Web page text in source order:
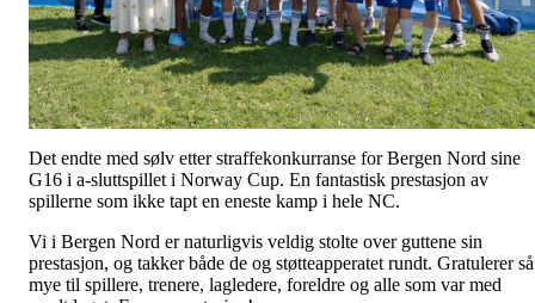
Det endte med sølv etter straffekonkurranse for Bergen Nord sine
G16 i a-sluttspillet i Norway Cup. En fantastisk prestasjon av
spillerne som ikke tapt en eneste kamp i hele NC.
Vi i Bergen Nord er naturligvis veldig stolte over guttene sin
prestasjon, og takker både de og støtteapperatet rundt. Gratulerer så
mye til spillere, trenere, lagledere, foreldre og alle som var med